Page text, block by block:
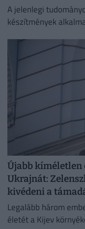
A jelenlegi
készítmények
Újabb kíméletlen
Ukrajnát:
kivédeni a
Legalább három
életét a Kijev